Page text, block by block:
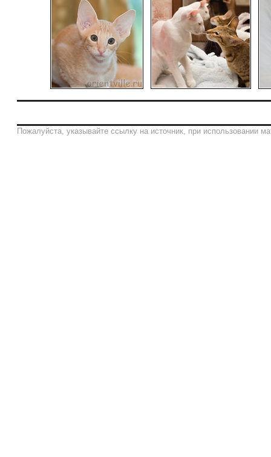
Пожалуйста, указывайте ссылку на источник, при использовании